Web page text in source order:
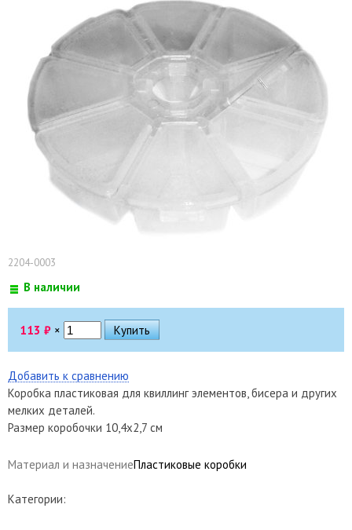
2204-0003
В наличии
113 ₽ ×
Добавить к сравнению
Коробка пластиковая для квиллинг элементов, бисера и других
мелких деталей.
Размер коробочки 10,4х2,7 см
Материал и назначениеПластиковые коробки
Категории: